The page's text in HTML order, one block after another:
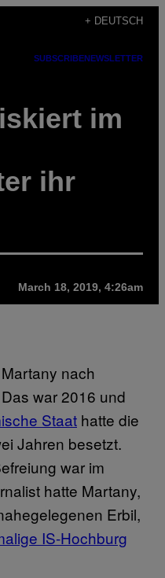
+ DEUTSCH
SUBSCRIBENEWSLETTER
im
ihr
March 18, 2019, 4:26am
nach
war 2016 und
Staat hatte die
Jahren besetzt.
war im
hatte Martany,
Erbil,
IS-Hochburg